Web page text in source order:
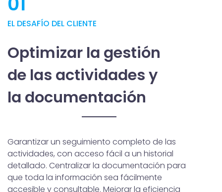
EL DESAFÍO DEL CLIENTE
Optimizar la gestión
de las actividades y
la documentación
Garantizar un seguimiento completo de las
actividades, con acceso fácil a un historial
detallado. Centralizar la documentación para
que toda la información sea fácilmente
accesible y consultable. Mejorar la eficiencia